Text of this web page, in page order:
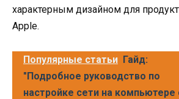
характерным дизайном для
Apple.
Популярные статьи Гайд:
"Подробное руководство по
настройке сети на компьютере